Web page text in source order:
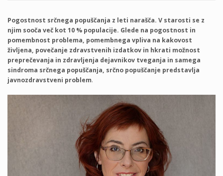
Pogostnost srčnega popuščanja z leti narašča. V starosti se z
njim sooča več kot 10 % populacije. Glede na pogostnost in
pomembnost problema, pomembnega vpliva na kakovost
življena, povečanje zdravstvenih izdatkov in hkrati možnost
preprečevanja in zdravljenja dejavnikov tveganja in samega
sindroma srčnega popuščanja, srčno popuščanje predstavlja
javnozdravstveni problem.